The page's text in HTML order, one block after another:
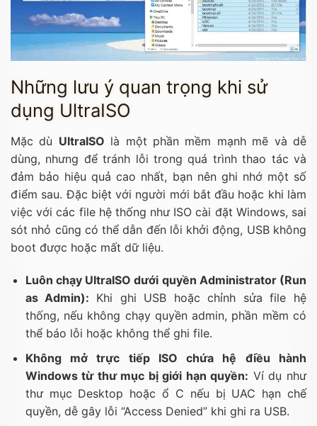
Những lưu ý quan trọng khi sử
dụng UltraISO
Mặc dù UltraISO là một phần mềm mạnh mẽ và dễ
dùng, nhưng để tránh lỗi trong quá trình thao tác và
đảm bảo hiệu quả cao nhất, bạn nên ghi nhớ một số
điểm sau. Đặc biệt với người mới bắt đầu hoặc khi làm
việc với các file hệ thống như ISO cài đặt Windows, sai
sót nhỏ cũng có thể dẫn đến lỗi khởi động, USB không
boot được hoặc mất dữ liệu.
Luôn chạy UltraISO dưới quyền Administrator (Run
as Admin): Khi ghi USB hoặc chỉnh sửa file hệ
thống, nếu không chạy quyền admin, phần mềm có
thể báo lỗi hoặc không thể ghi file.
Không mở trực tiếp ISO chứa hệ điều hành
Windows từ thư mục bị giới hạn quyền: Ví dụ như
thư mục Desktop hoặc ổ C nếu bị UAC hạn chế
quyền, dễ gây lỗi “Access Denied” khi ghi ra USB.